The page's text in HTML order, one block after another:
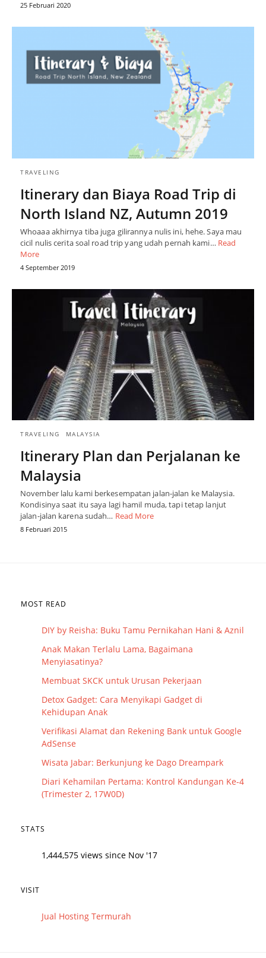
25 Februari 2020
TRAVELING
Itinerary dan Biaya Road Trip di
North Island NZ, Autumn 2019
Whoaaa akhirnya tiba juga gilirannya nulis ini, hehe. Saya mau
cicil nulis cerita soal road trip yang udah pernah kami… Read
More
4 September 2019
TRAVELING MALAYSIA
Itinerary Plan dan Perjalanan ke
Malaysia
November lalu kami berkesempatan jalan-jalan ke Malaysia.
Kondisinya saat itu saya lagi hamil muda, tapi tetap lanjut
jalan-jalan karena sudah… Read More
8 Februari 2015
MOST READ
DIY by Reisha: Buku Tamu Pernikahan Hani & Aznil
Anak Makan Terlalu Lama, Bagaimana
Menyiasatinya?
Membuat SKCK untuk Urusan Pekerjaan
Detox Gadget: Cara Menyikapi Gadget di
Kehidupan Anak
Verifikasi Alamat dan Rekening Bank untuk Google
AdSense
Wisata Jabar: Berkunjung ke Dago Dreampark
Diari Kehamilan Pertama: Kontrol Kandungan Ke-4
(Trimester 2, 17W0D)
STATS
1,444,575 views since Nov '17
VISIT
Jual Hosting Termurah